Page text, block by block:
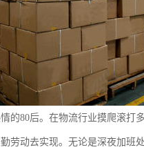
的80后。在物流行业摸爬滚打
劳动去实现。无论是深夜加班